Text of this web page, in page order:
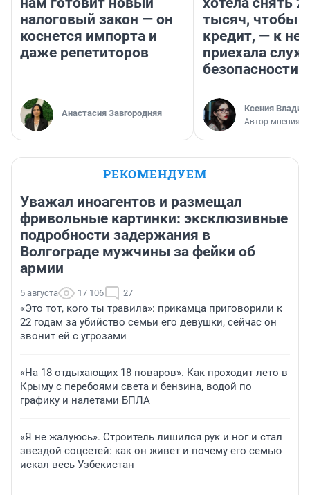
налоговый закон — он
коснется импорта и
даже репетиторов
Анастасия Завгородняя
тысяч, чтобы
кредит, — к
приехала
безопасности
Ксения
Автор мнения
РЕКОМЕНДУЕМ
Уважал иноагентов и размещал
фривольные картинки: эксклюзивные
подробности задержания в
Волгограде мужчины за фейки об
армии
5 августа 17 106 27
«Это тот, кого ты травила»: прикамца приговорили к
22 годам за убийство семьи его девушки, сейчас он
звонит ей с угрозами
«На 18 отдыхающих 18 поваров». Как проходит лето в
Крыму с перебоями света и бензина, водой по
графику и налетами БПЛА
«Я не жалуюсь». Строитель лишился рук и ног и стал
звездой соцсетей: как он живет и почему его семью
искал весь Узбекистан